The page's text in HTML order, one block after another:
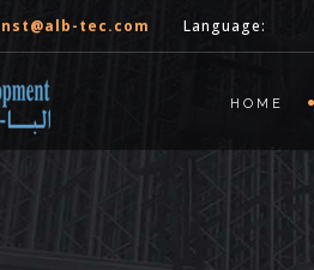
tec.com Language:
HOME